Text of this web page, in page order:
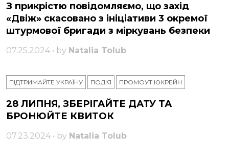
З прикрістю повідомляємо, що захід
«Двіж» скасовано з ініціативи 3 окремої
штурмової бригади з міркувань безпеки
07.25.2024 • by Natalia Tolub
ПІДТРИМАЙТЕ УКРАЇНУ ПОДІЯ ПРОМОУТ ЮКРЕЙН
28 ЛИПНЯ, ЗБЕРІГАЙТЕ ДАТУ ТА
БРОНЮЙТЕ КВИТОК
07.23.2024 • by Natalia Tolub